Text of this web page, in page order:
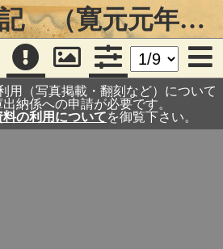
漂到流球国記 （寛元元年９月・有絵・２年５月・６月）
用（写真掲載・翻刻など）について
納係への申請が必要です。
の利用についてを御覧下さい。